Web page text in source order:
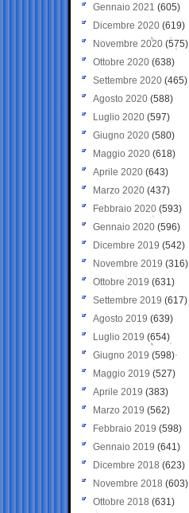
Gennaio 2021 (605)
Dicembre 2020 (619)
Novembre 2020 (575)
Ottobre 2020 (638)
Settembre 2020(465)
Agosto 2020 (588)
Luglio 2020 (597)
Giugno 2020 (580)
Maggio 2020 (618)
Aprile 2020 (643)
Marzo 2020 (437)
Febbraio 2020 (593)
Gennaio 2020 (596)
Dicembre 2019 (542)
Novembre 2019 (316)
Ottobre 2019 (631)
Settembre 2019 (617)
Agosto 2019 (639)
Luglio 2019 (654)
Giugno 2019 (598)
Maggio 2019 (527)
Aprile 2019 (383)
Marzo 2019 (562)
Febbraio 2019 (598)
Gennaio 2019 (641)
Dicembre 2018 (623)
Novembre 2018 (603)
Ottobre 2018 (631)